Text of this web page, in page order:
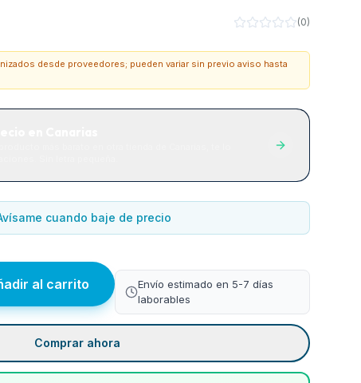
(0)
desde proveedores; pueden variar sin previo aviso hasta
cuando baje de precio
al carrito
Envío estimado en 5-7 días
laborables
Comprar ahora